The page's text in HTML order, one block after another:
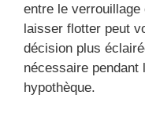
entre le
laisser flotter peut
décision plus
nécessaire pendant
hypothèque.